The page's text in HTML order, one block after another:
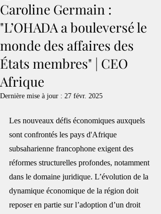
Caroline Germain :
"L’OHADA a bouleversé le
monde des affaires des
États membres" | CEO
Afrique
Dernière mise à jour : 27 févr. 2025
Les nouveaux défis économiques auxquels
sont confrontés les pays d'Afrique
subsaharienne francophone exigent des
réformes structurelles profondes, notamment
dans le domaine juridique. L’évolution de la
dynamique économique de la région doit
reposer en partie sur l’adoption d’un droit